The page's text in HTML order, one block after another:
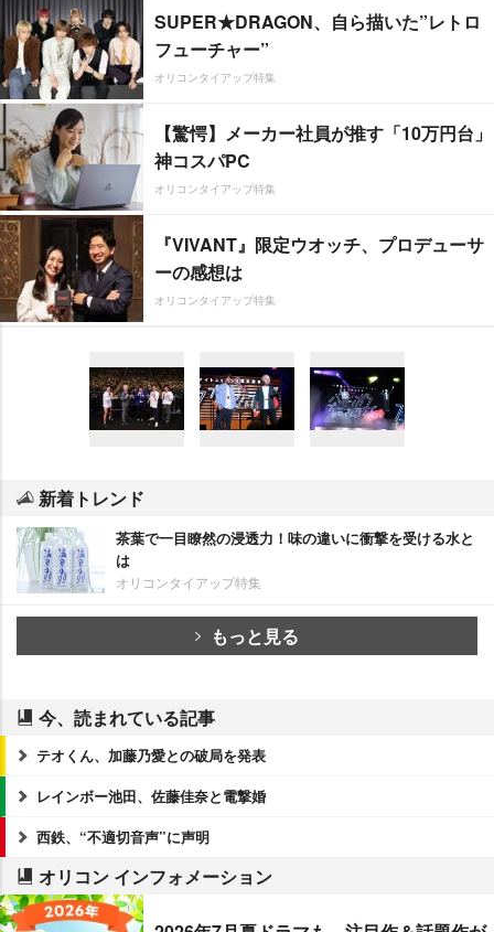
SUPER★DRAGON、自ら描いた”レトロ
フューチャー”
オリコンタイアップ特集
【驚愕】メーカー社員が推す「10万円台」
神コスパPC
オリコンタイアップ特集
『VIVANT』限定ウオッチ、プロデューサ
ーの感想は
オリコンタイアップ特集
新着トレンド
茶葉で一目瞭然の浸透力！味の違いに衝撃を受ける水と
は
オリコンタイアップ特集
もっと見る
今、読まれている記事
テオくん、加藤乃愛との破局を発表
レインボー池田、佐藤佳奈と電撃婚
西鉄、“不適切音声”に声明
オリコン インフォメーション